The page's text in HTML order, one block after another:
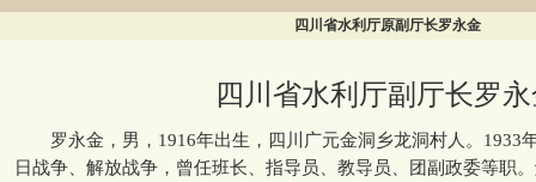
四川省水利厅原副厅长罗永金
四川省水利厅副厅长罗
罗永金，男，1916年出生，四川广元金洞乡龙洞村人。1933
日战争、解放战争，曾任班长、指导员、教导员、团副政委等职。